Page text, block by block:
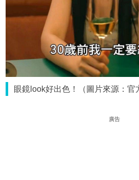
眼鏡look好出色！（圖片來源：官
廣告